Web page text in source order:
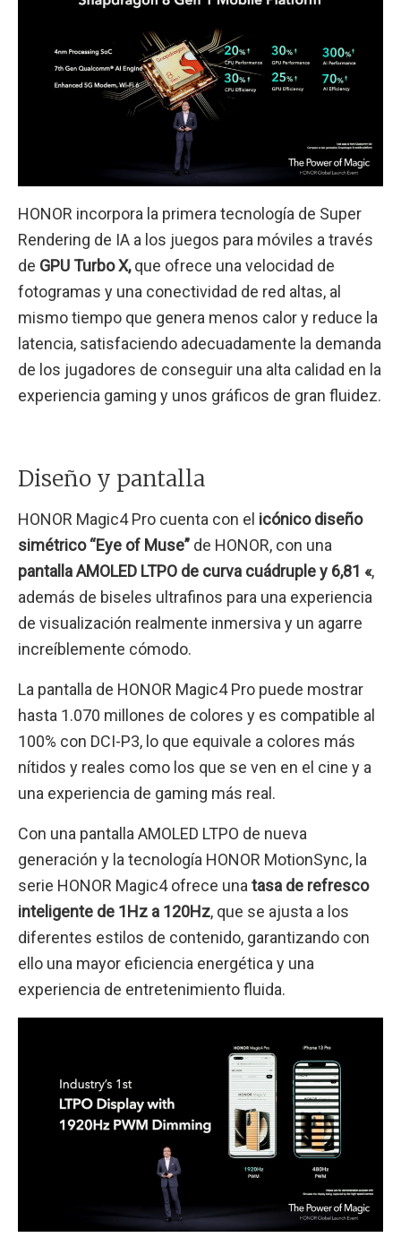
HONOR incorpora la primera tecnología de Super
Rendering de IA a los juegos para móviles a través
de GPU Turbo X,que ofrece una velocidad de
fotogramas y una conectividad de red altas, al
mismo tiempo que genera menos calor y reduce la
latencia, satisfaciendo adecuadamente la demanda
de los jugadores de conseguir una alta calidad en la
experiencia gaming y unos gráficos de gran fluidez.
Diseño y pantalla
HONOR Magic4 Pro cuenta con el icónico diseño
simétrico “Eye of Muse” de HONOR, con una
pantalla AMOLED LTPO de curva cuádruple y 6,81 «,
además de biseles ultrafinos para una experiencia
de visualización realmente inmersiva y un agarre
increíblemente cómodo.
La pantalla de HONOR Magic4 Pro puede mostrar
hasta 1.070 millones de colores y es compatible al
100% con DCI-P3, lo que equivale a colores más
nítidos y reales como los que se ven en el cine y a
una experiencia de gaming más real.
Con una pantalla AMOLED LTPO de nueva
generación y la tecnología HONOR MotionSync, la
serie HONOR Magic4 ofrece unatasa de refresco
inteligente de 1Hz a 120Hz, que se ajusta a los
diferentes estilos de contenido, garantizando con
ello una mayor eficiencia energética y una
experiencia de entretenimiento fluida.